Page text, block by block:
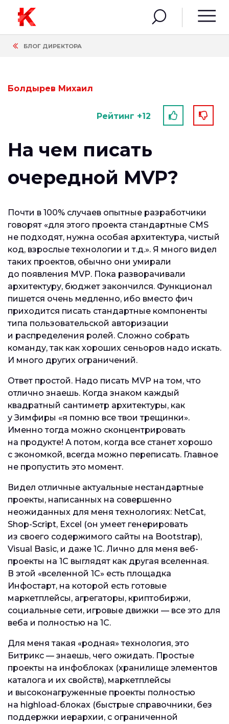
БЛОГ ДИРЕКТОРА
Болдырев Михаил
Рейтинг +12
На чем писать
очередной MVP?
Почти в 100% случаев опытные разработчики
говорят «для этого проекта стандартные CMS
не подходят, нужна особая архитектура, чистый
код, взрослые технологии и т.д.». Я много видел
таких проектов, обычно они умирали
до появления MVP. Пока разворачивали
архитектуру, бюджет закончился. Функционал
пишется очень медленно, ибо вместо фич
приходится писать стандартные компоненты
типа пользовательской авторизации
и распределения ролей. Сложно собрать
команду, так как хороших сеньоров надо искать.
И много других ограничений.
Ответ простой. Надо писать MVP на том, что
отлично знаешь. Когда знаком каждый
квадратный сантиметр архитектуры, как
у Зимфиры «я помню все твои трещинки».
Именно тогда можно сконцентрировать
на продукте! А потом, когда все станет хорошо
с экономкой, всегда можно переписать. Главное
не пропустить это момент.
Видел отличные актуальные нестандартные
проекты, написанных на совершенно
неожиданных для меня технологиях: NetCat,
Shop-Script, Excel (он умеет генерировать
из своего содержимого сайты на Bootstrap),
Visual Basic, и даже 1С. Лично для меня веб-
проекты на 1С выглядят как другая вселенная.
В этой «вселенной 1С» есть площадка
Инфостарт, на которой есть готовые
маркетплейсы, агрегаторы, криптобиржи,
социальные сети, игровые движки — все это для
веба и полностью на 1С.
Для меня такая «родная» технология, это
Битрикс — знаешь, чего ожидать. Простые
проекты на инфоблоках (хранилище элементов
каталога и их свойств), маркетплейсы
и высоконагруженные проекты полностью
на highload-блоках (быстрые справочники, без
поддержки иерархии, с ограниченной